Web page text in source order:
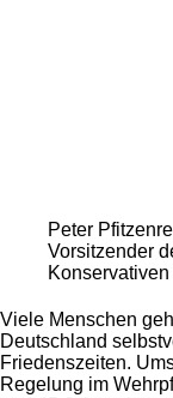
Peter
Vorsitzender
Konservativen
Viele Menschen
Deutschland
Friedenszeiten.
Regelung im